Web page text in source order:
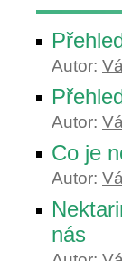
Autor:
Autor:
Co je
Autor:
nás